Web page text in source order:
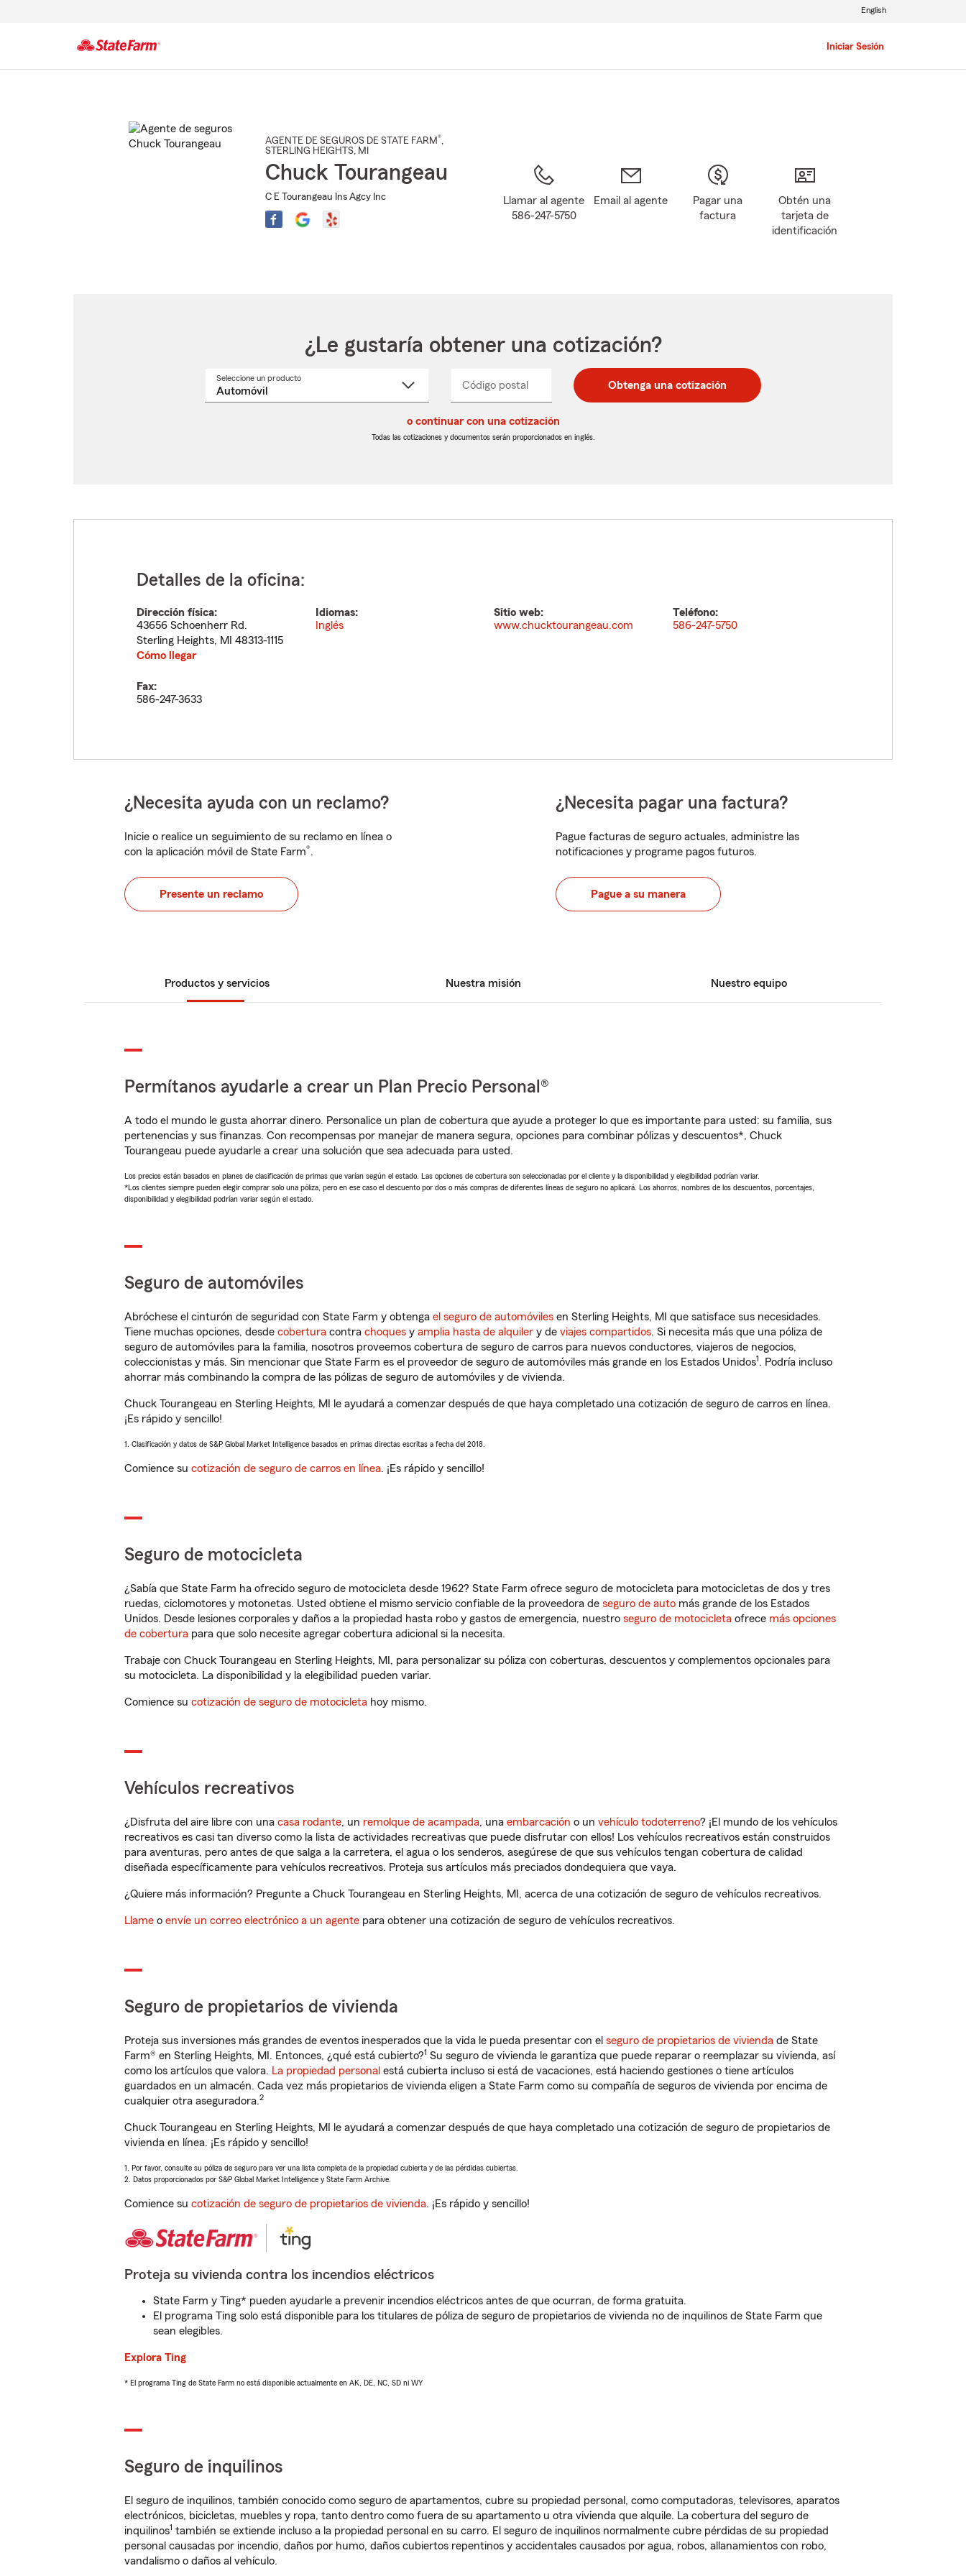
Iniciar Sesión
English
AGENTE DE SEGUROS DE STATE FARM®,
STERLING HEIGHTS, MI
Chuck Tourangeau
C E Tourangeau Ins Agcy Inc
Llamar al agente
586-247-5750
Email al agente
Pagar una
factura
Obtén una
tarjeta de
identificación
¿Le gustaría obtener una cotización?
Seleccione un productoSeleccione
Código postal
postal
de
postal
de
_____ Obtenga una cotización
o continuar con una cotización
Todas las cotizaciones y documentos serán proporcionados en inglés.
Detalles de la oficina:
Dirección física:
43656 Schoenherr Rd.
Sterling Heights, MI
48313-1115
Cómo llegar
Idiomas:
Inglés
Sitio web:
www.chucktourangeau.com
Teléfono:
586-247-5750
Fax:
586-247-3633
¿Necesita ayuda con un reclamo?
Inicie o realice un seguimiento de su reclamo en línea o
con la aplicación móvil de State Farm®.
Presente un reclamo
¿Necesita pagar una factura?
Pague facturas de seguro actuales, administre las
notificaciones y programe pagos futuros.
Pague a su manera
Productos y servicios Nuestra misión Nuestro equipo
Permítanos ayudarle a crear un Plan Precio Personal®
A todo el mundo le gusta ahorrar dinero. Personalice un plan de cobertura que ayude a proteger lo que es importante para usted: su familia, sus
pertenencias y sus finanzas. Con recompensas por manejar de manera segura, opciones para combinar pólizas y descuentos*, Chuck
Tourangeau puede ayudarle a crear una solución que sea adecuada para usted.
Los precios están basados en planes de clasificación de primas que varían según el estado. Las opciones de cobertura son seleccionadas por el cliente y la disponibilidad y elegibilidad podrían variar.
*Los clientes siempre pueden elegir comprar solo una póliza, pero en ese caso el descuento por dos o más compras de diferentes líneas de seguro no aplicará. Los ahorros, nombres de los descuentos, porcentajes,
disponibilidad y elegibilidad podrían variar según el estado.
Seguro de automóviles
Abróchese el cinturón de seguridad con State Farm y obtenga el seguro de automóviles en Sterling Heights, MI que satisface sus necesidades.
Tiene muchas opciones, desde cobertura contra choques y amplia hasta de alquiler y de viajes compartidos. Si necesita más que una póliza de
seguro de automóviles para la familia, nosotros proveemos cobertura de seguro de carros para nuevos conductores, viajeros de negocios,
coleccionistas y más. Sin mencionar que State Farm es el proveedor de seguro de automóviles más grande en los Estados Unidos1. Podría incluso
ahorrar más combinando la compra de las pólizas de seguro de automóviles y de vivienda.
Chuck Tourangeau en Sterling Heights, MI le ayudará a comenzar después de que haya completado una cotización de seguro de carros en línea.
¡Es rápido y sencillo!
1. Clasificación y datos de S&P Global Market Intelligence basados en primas directas escritas a fecha del 2018.
Comience su cotización de seguro de carros en línea. ¡Es rápido y sencillo!
Seguro de motocicleta
¿Sabía que State Farm ha ofrecido seguro de motocicleta desde 1962? State Farm ofrece seguro de motocicleta para motocicletas de dos y tres
ruedas, ciclomotores y motonetas. Usted obtiene el mismo servicio confiable de la proveedora de seguro de auto más grande de los Estados
Unidos. Desde lesiones corporales y daños a la propiedad hasta robo y gastos de emergencia, nuestro seguro de motocicleta ofrece más opciones
de cobertura para que solo necesite agregar cobertura adicional si la necesita.
Trabaje con Chuck Tourangeau en Sterling Heights, MI, para personalizar su póliza con coberturas, descuentos y complementos opcionales para
su motocicleta. La disponibilidad y la elegibilidad pueden variar.
Comience su cotización de seguro de motocicleta hoy mismo.
Vehículos recreativos
¿Disfruta del aire libre con una casa rodante, un remolque de acampada, una embarcación o un vehículo todoterreno? ¡El mundo de los vehículos
recreativos es casi tan diverso como la lista de actividades recreativas que puede disfrutar con ellos! Los vehículos recreativos están construidos
para aventuras, pero antes de que salga a la carretera, el agua o los senderos, asegúrese de que sus vehículos tengan cobertura de calidad
diseñada específicamente para vehículos recreativos. Proteja sus artículos más preciados dondequiera que vaya.
¿Quiere más información? Pregunte a Chuck Tourangeau en Sterling Heights, MI, acerca de una cotización de seguro de vehículos recreativos.
Llame o envíe un correo electrónico a un agente para obtener una cotización de seguro de vehículos recreativos.
Seguro de propietarios de vivienda
Proteja sus inversiones más grandes de eventos inesperados que la vida le pueda presentar con el seguro de propietarios de vivienda de State
Farm® en Sterling Heights, MI. Entonces, ¿qué está cubierto?1 Su seguro de vivienda le garantiza que puede reparar o reemplazar su vivienda, así
como los artículos que valora. La propiedad personal está cubierta incluso si está de vacaciones, está haciendo gestiones o tiene artículos
guardados en un almacén. Cada vez más propietarios de vivienda eligen a State Farm como su compañía de seguros de vivienda por encima de
cualquier otra aseguradora.2
Chuck Tourangeau en Sterling Heights, MI le ayudará a comenzar después de que haya completado una cotización de seguro de propietarios de
vivienda en línea. ¡Es rápido y sencillo!
1. Por favor, consulte su póliza de seguro para ver una lista completa de la propiedad cubierta y de las pérdidas cubiertas.
2. Datos proporcionados por S&P Global Market Intelligence y State Farm Archive.
Comience su cotización de seguro de propietarios de vivienda. ¡Es rápido y sencillo!
Proteja su vivienda contra los incendios eléctricos
State Farm y Ting* pueden ayudarle a prevenir incendios eléctricos antes de que ocurran, de forma gratuita.
El programa Ting solo está disponible para los titulares de póliza de seguro de propietarios de vivienda no de inquilinos de State Farm que
sean elegibles.
Explora Ting
* El programa Ting de State Farm no está disponible actualmente en AK, DE, NC, SD ni WY
Seguro de inquilinos
El seguro de inquilinos, también conocido como seguro de apartamentos, cubre su propiedad personal, como computadoras, televisores, aparatos
electrónicos, bicicletas, muebles y ropa, tanto dentro como fuera de su apartamento u otra vivienda que alquile. La cobertura del seguro de
inquilinos1 también se extiende incluso a la propiedad personal en su carro. El seguro de inquilinos normalmente cubre pérdidas de su propiedad
personal causadas por incendio, daños por humo, daños cubiertos repentinos y accidentales causados por agua, robos, allanamientos con robo,
vandalismo o daños al vehículo.